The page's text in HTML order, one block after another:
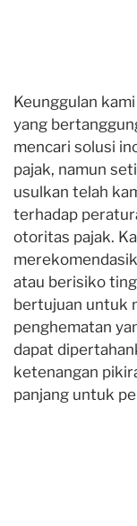
Keunggulan
yang
mencari solusi
pajak, namun
usulkan telah
terhadap
otoritas pajak.
atau berisiko
bertujuan untuk
penghematan
dapat
ketenangan
panjang untuk